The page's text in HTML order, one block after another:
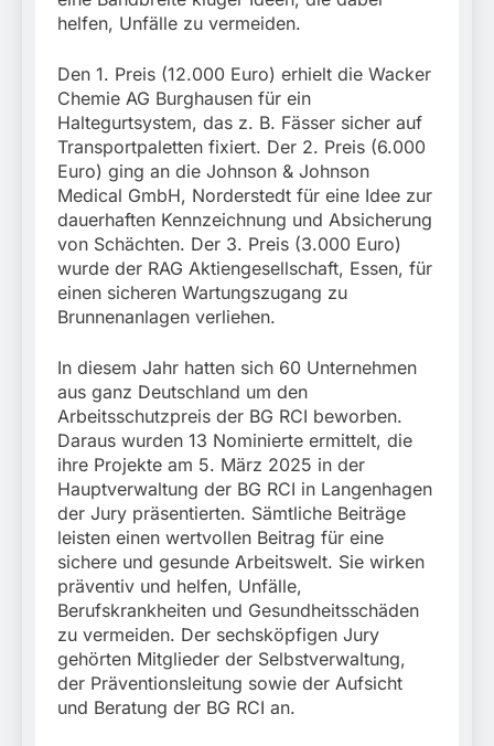
Beinahekollision an
/ Bundespolizei ermittelt
wegen gefährlichen
Eingriffs in den
Bahnverkehr
5. August 2026
helfen, Unfälle zu vermeiden.
Den 1. Preis (12.000 Euro) erhielt die Wacker
Chemie AG Burghausen für ein
Haltegurtsystem, das z. B. Fässer sicher auf
Transportpaletten fixiert. Der 2. Preis (6.000
Euro) ging an die Johnson & Johnson
Medical GmbH, Norderstedt für eine Idee zur
dauerhaften Kennzeichnung und Absicherung
von Schächten. Der 3. Preis (3.000 Euro)
wurde der RAG Aktiengesellschaft, Essen, für
einen sicheren Wartungszugang zu
Brunnenanlagen verliehen.
In diesem Jahr hatten sich 60 Unternehmen
aus ganz Deutschland um den
Arbeitsschutzpreis der BG RCI beworben.
Daraus wurden 13 Nominierte ermittelt, die
ihre Projekte am 5. März 2025 in der
Hauptverwaltung der BG RCI in Langenhagen
der Jury präsentierten. Sämtliche Beiträge
leisten einen wertvollen Beitrag für eine
sichere und gesunde Arbeitswelt. Sie wirken
präventiv und helfen, Unfälle,
Berufskrankheiten und Gesundheitsschäden
zu vermeiden. Der sechsköpfigen Jury
gehörten Mitglieder der Selbstverwaltung,
der Präventionsleitung sowie der Aufsicht
und Beratung der BG RCI an.